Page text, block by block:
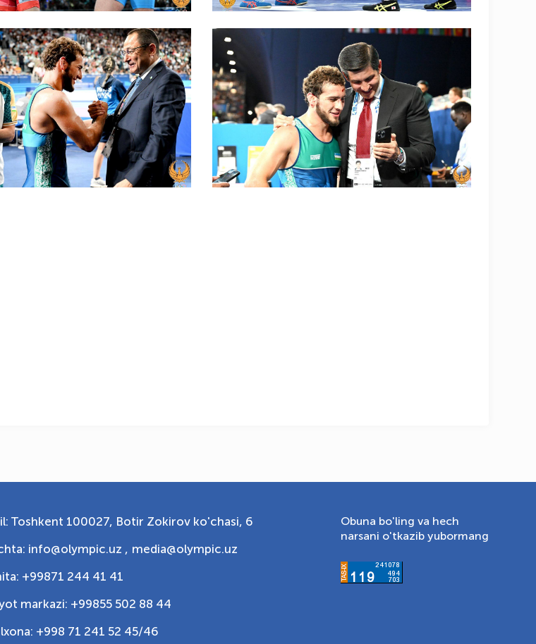
Toshkent 100027, Botir Zokirov ko'chasi, 6
info@olympic.uz , media@olympic.uz
+99871 244 41 41
markazi: +99855 502 88 44
+998 71 241 52 45/46
Obuna bo'ling va hech
narsani o'tkazib yubormang